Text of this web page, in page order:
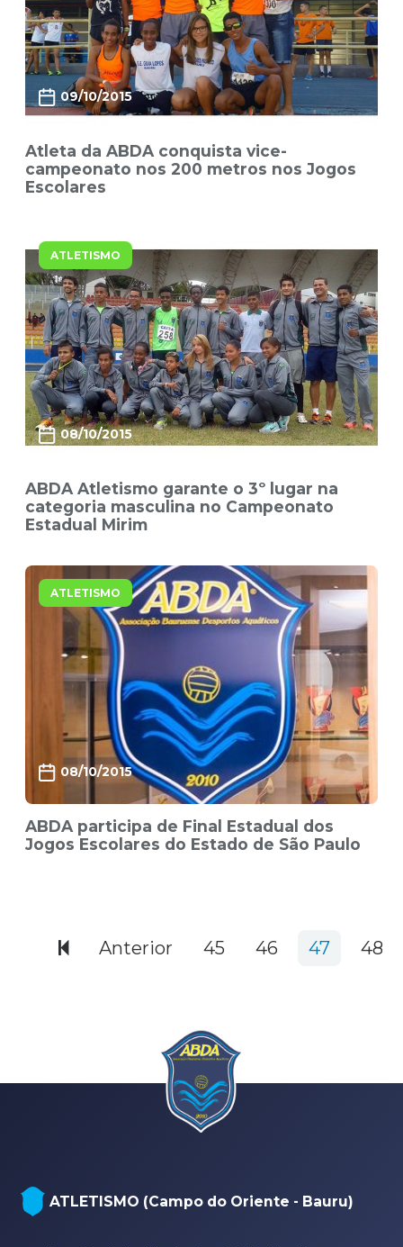
09/10/2015
Atleta da ABDA conquista vice-
campeonato nos 200 metros nos Jogos
Escolares
ATLETISMO
08/10/2015
ABDA Atletismo garante o 3º lugar na
categoria masculina no Campeonato
Estadual Mirim
ATLETISMO
08/10/2015
ABDA participa de Final Estadual dos
Jogos Escolares do Estado de São Paulo
Anterior 45 46 47 48
- Bauru)
NATAÇÃO, PARANATAÇÃO E POLO
AQUÁTICO (Arena - sede Bauru)